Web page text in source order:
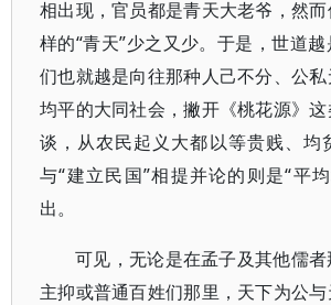
相出现，官员都是青天大老爷，然
样的“青天”少之又少。于是，世道
们也就越是向往那种人己不分、公
均平的大同社会，撇开《桃花源》
谈，从农民起义大都以等贵贱、均
与“建立民国”相提并论的则是“平
出。
可见，无论是在孟子及其他儒
主抑或普通百姓们那里，天下为公